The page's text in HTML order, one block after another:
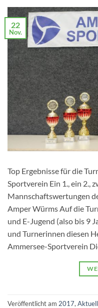
22
Nov.
Top Ergebnisse für die
Sportverein Ein 1., ein 2.,
Mannschaftswertungen
Amper Würms Auf die
und E-Jugend (also bis 9
und Turnerinnen diesen
Ammersee-Sportverein
Veröffentlicht am 2017,